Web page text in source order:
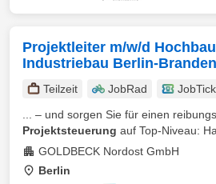
Projektleiter m/w/d
Industriebau Berlin-
Teilzeit JobRad
... – und sorgen Sie für einen
Projektsteuerung auf Top-Niveau:
GOLDBECK Nordost GmbH
Berlin